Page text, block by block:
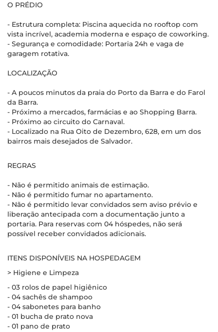
O PRÉDIO
- Estrutura completa: Piscina aquecida no rooftop com
vista incrível, academia moderna e espaço de coworking.
- Segurança e comodidade: Portaria 24h e vaga de
garagem rotativa.
LOCALIZAÇÃO
- A poucos minutos da praia do Porto da Barra e do Farol
da Barra.
- Próximo a mercados, farmácias e ao Shopping Barra.
- Próximo ao circuito do Carnaval.
- Localizado na Rua Oito de Dezembro, 628, em um dos
bairros mais desejados de Salvador.
REGRAS
- Não é permitido animais de estimação.
- Não é permitido fumar no apartamento.
- Não é permitido levar convidados sem aviso prévio e
liberação antecipada com a documentação junto a
portaria. Para reservas com 04 hóspedes, não será
possível receber convidados adicionais.
ITENS DISPONÍVEIS NA HOSPEDAGEM
> Higiene e Limpeza
- 03 rolos de papel higiênico
- 04 sachês de shampoo
- 04 sabonetes para banho
- 01 bucha de prato nova
- 01 pano de prato